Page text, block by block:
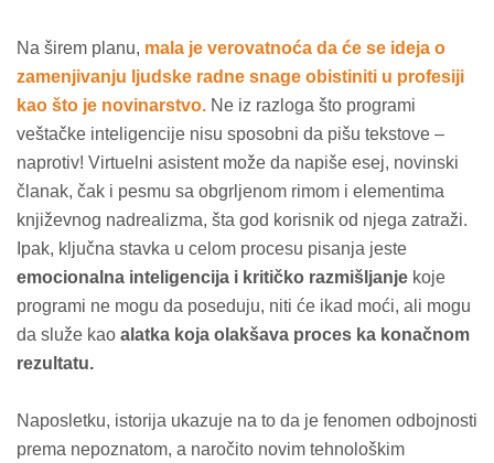
Na širem planu, mala je verovatnoća da će se ideja o
zamenjivanju ljudske radne snage obistiniti u profesiji
kao što je novinarstvo. Ne iz razloga što programi
veštačke inteligencije nisu sposobni da pišu tekstove –
naprotiv! Virtuelni asistent može da napiše esej, novinski
članak, čak i pesmu sa obgrljenom rimom i elementima
književnog nadrealizma, šta god korisnik od njega zatraži.
Ipak, ključna stavka u celom procesu pisanja jeste
emocionalna inteligencija i kritičko razmišljanje koje
programi ne mogu da poseduju, niti će ikad moći, ali mogu
da služe kao alatka koja olakšava proces ka konačnom
rezultatu.
Naposletku, istorija ukazuje na to da je fenomen odbojnosti
prema nepoznatom, a naročito novim tehnološkim